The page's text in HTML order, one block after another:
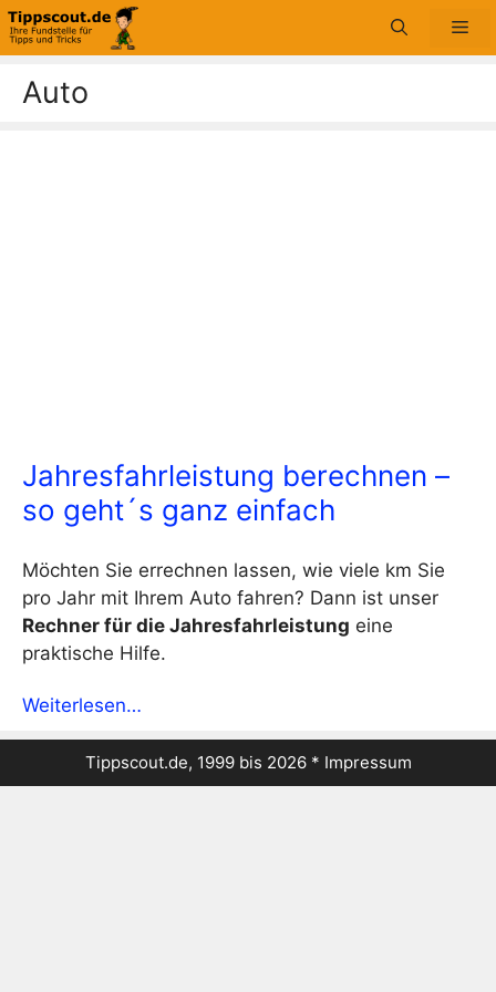
Zum
Inhalt
Auto
Jahresfahrleistung berechnen –
so geht´s ganz einfach
Möchten Sie errechnen lassen, wie viele km Sie
pro Jahr mit Ihrem Auto fahren? Dann ist unser
Rechner für die Jahresfahrleistung eine
praktische Hilfe.
Weiterlesen…
Tippscout.de, 1999 bis 2026 * Impressum